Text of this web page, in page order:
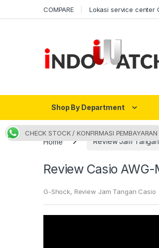
COMPARE Lokasi service center
Shop By Department
Home Review Jam
Review Casio
G-Shock, Review Jam Tangan Casio
CHECK STOCK / KONFIRMASI PEMBAYARAN